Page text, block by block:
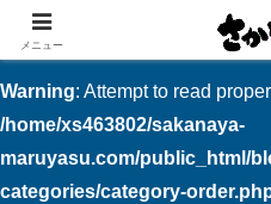
創業大正11年 矢祭町の
Warning: Attempt to read
/home/xs463802/sakanaya-
maruyasu.com/public_html/
categories/category-
メニュー